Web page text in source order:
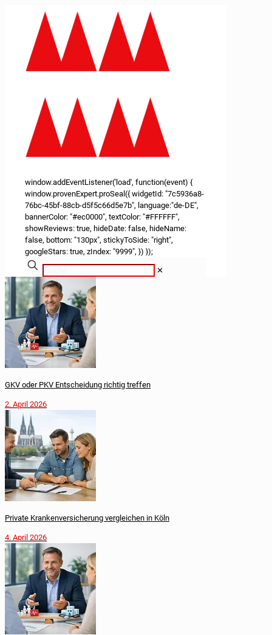
window.addEventListener('load', function(event) {
window.provenExpert.proSeal({ widgetId: "7c5936a8-
76bc-45bf-88cb-d5f5c66d5e7b", language:"de-DE",
bannerColor: "#ec0000", textColor: "#FFFFFF",
showReviews: true, hideDate: false, hideName:
false, bottom: "130px", stickyToSide: "right",
googleStars: true, zIndex: "9999", }) });
✕
GKV oder PKV Entscheidung richtig treffen
2. April 2026
Private Krankenversicherung vergleichen in Köln
4. April 2026